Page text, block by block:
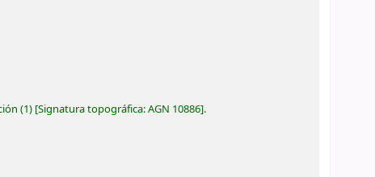
(1) Signatura topográfica:AGN 10886 .